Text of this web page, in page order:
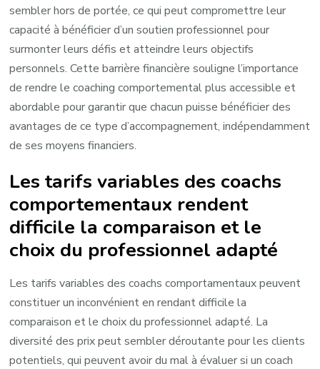
sembler hors de portée, ce qui peut compromettre leur
capacité à bénéficier d’un soutien professionnel pour
surmonter leurs défis et atteindre leurs objectifs
personnels. Cette barrière financière souligne l’importance
de rendre le coaching comportemental plus accessible et
abordable pour garantir que chacun puisse bénéficier des
avantages de ce type d’accompagnement, indépendamment
de ses moyens financiers.
Les tarifs variables des coachs
comportementaux rendent
difficile la comparaison et le
choix du professionnel adapté
Les tarifs variables des coachs comportamentaux peuvent
constituer un inconvénient en rendant difficile la
comparaison et le choix du professionnel adapté. La
diversité des prix peut sembler déroutante pour les clients
potentiels, qui peuvent avoir du mal à évaluer si un coach